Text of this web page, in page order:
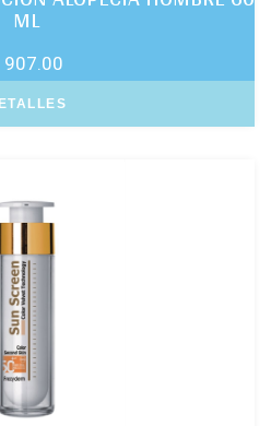
ML
907.00